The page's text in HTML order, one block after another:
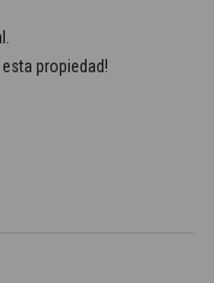
propiedad!